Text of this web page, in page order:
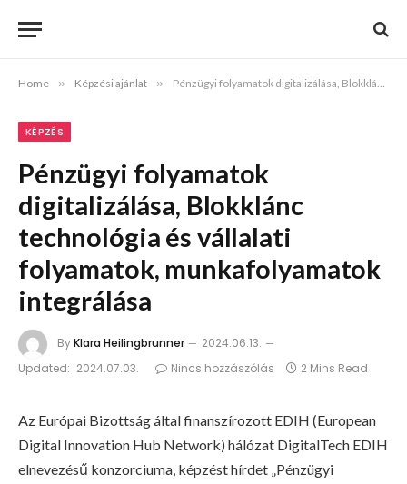
Home » Képzési ajánlat » Pénzügyi folyamatok digitalizálása, Blokklánc technológia és vállalati folyamatok, munkafolyamatok integrálása
KÉPZÉS
Pénzügyi folyamatok
digitalizálása, Blokklánc
technológia és vállalati
folyamatok, munkafolyamatok
integrálása
ByKlara Heilingbrunner
2024.06.13.
Updated: 2024.07.03. Nincs hozzászólás 2 Mins Read
Az Európai Bizottság által finanszírozott EDIH (European
Digital Innovation Hub Network) hálózat DigitalTech EDIH
elnevezésű konzorciuma, képzést hírdet „Pénzügyi